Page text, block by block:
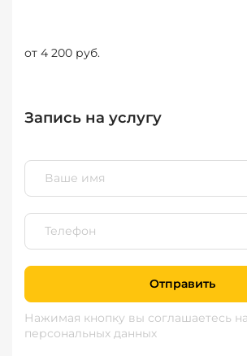
от 4 200 руб.
Запись на услугу
Отправить
Нажимая кнопку вы соглашаетесь
персональных данных